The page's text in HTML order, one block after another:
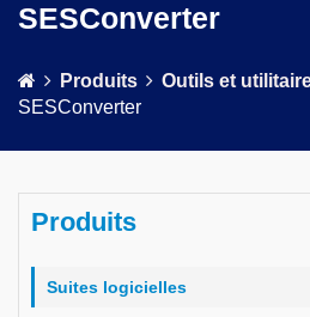
SESConverter
Produits
Outils et
SESConverter
Produits
Suites logicielles